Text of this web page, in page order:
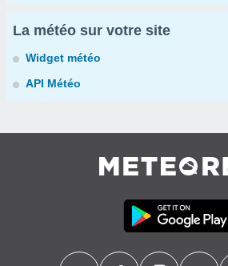
La météo sur votre site
Widget météo
API Météo